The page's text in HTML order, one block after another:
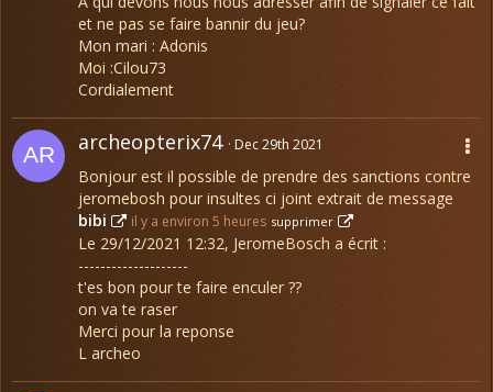
et ne pas se faire bannir du jeu?
Mon mari : Adonis
Moi :Cilou73
Cordialement
archeopterix74 Dec 29th 2021
Bonjour est il possible de prendre des sanctions contre
jeromebosh pour insultes ci joint extrait de message
bibi
il y a environ 5 heures supprimer
Le 29/12/2021 12:32, JeromeBosch a écrit :
--------------------
t'es bon pour te faire enculer ??
on va te raser
Merci pour la reponse
L archeo